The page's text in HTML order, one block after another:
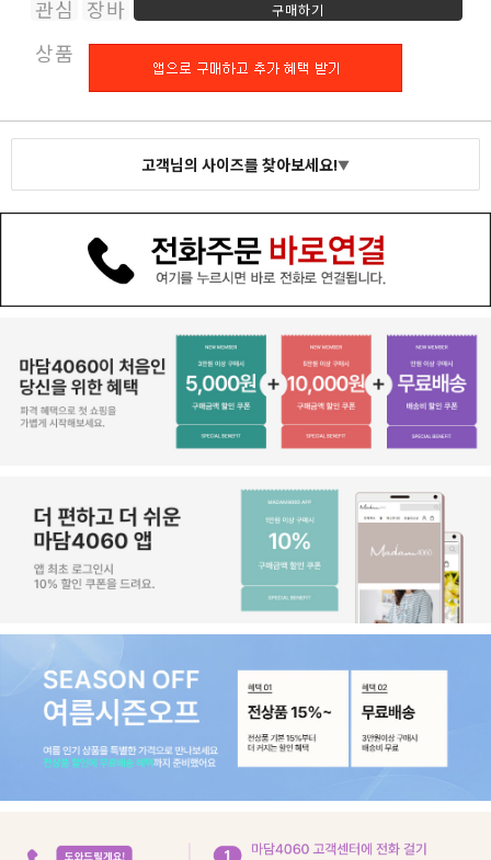
관심
상품
장바
구니
구매하기
고객님의 사이즈를 찾아보세요!▼